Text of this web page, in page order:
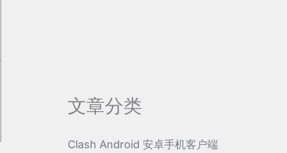
文章分类
Clash Android 安卓手机客户端